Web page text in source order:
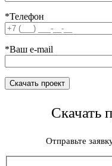
*Телефон
*Ваш e-mail
Скачать
Отправьте